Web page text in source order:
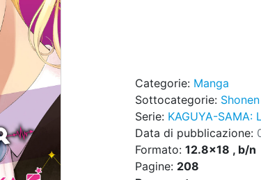
Categorie: Manga
Sottocategorie: Shonen
Serie: KAGUYA-SAMA:
Data di pubblicazione:
Formato: 12.8x18 , b/n
Pagine: 208